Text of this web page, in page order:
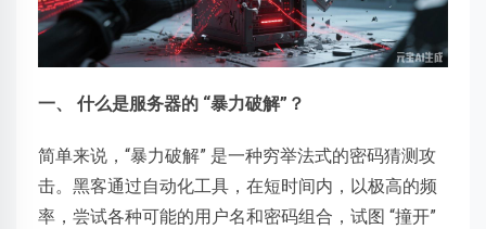
一、 什么是服务器的 “暴力破解”？
简单来说，“暴力破解” 是一种穷举法式的密码猜测攻
击。黑客通过自动化工具，在短时间内，以极高的频
率，尝试各种可能的用户名和密码组合，试图 “撞开”